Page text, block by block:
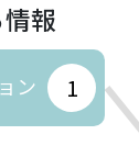
報
ン 1